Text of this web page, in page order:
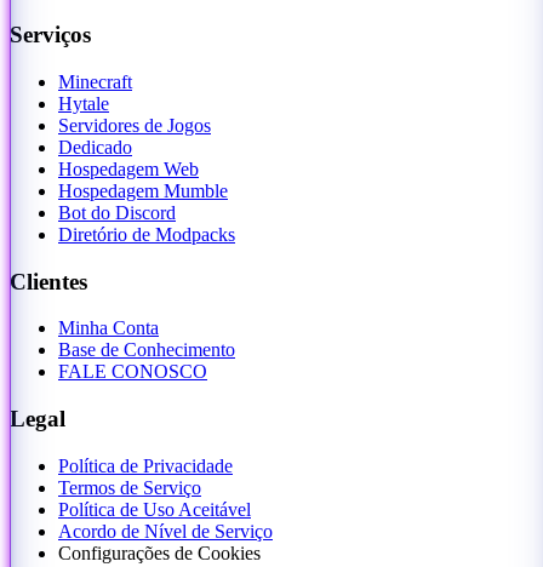
Serviços
Minecraft
Hytale
Servidores de Jogos
Dedicado
Hospedagem Web
Hospedagem Mumble
Bot do Discord
Diretório de Modpacks
Clientes
Minha Conta
Base de Conhecimento
FALE CONOSCO
Legal
Política de Privacidade
Termos de Serviço
Política de Uso Aceitável
Acordo de Nível de Serviço
Configurações de Cookies